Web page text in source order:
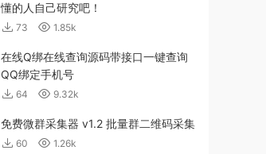
懂的人自己研究吧！
73 1.85k
在线Q绑在线查询源码带接口一键查询
QQ绑定手机号
64 9.32k
免费微群采集器 v1.2 批量群二维码采集
60 1.26k